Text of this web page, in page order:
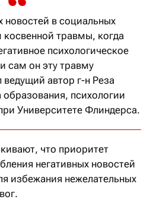
новостей в социальных
косвенной травмы, когда
психологическое
сам он эту травму
автор г-н Реза
психологии
Университете Флиндерса.
что приоритет
негативных новостей
избежания нежелательных